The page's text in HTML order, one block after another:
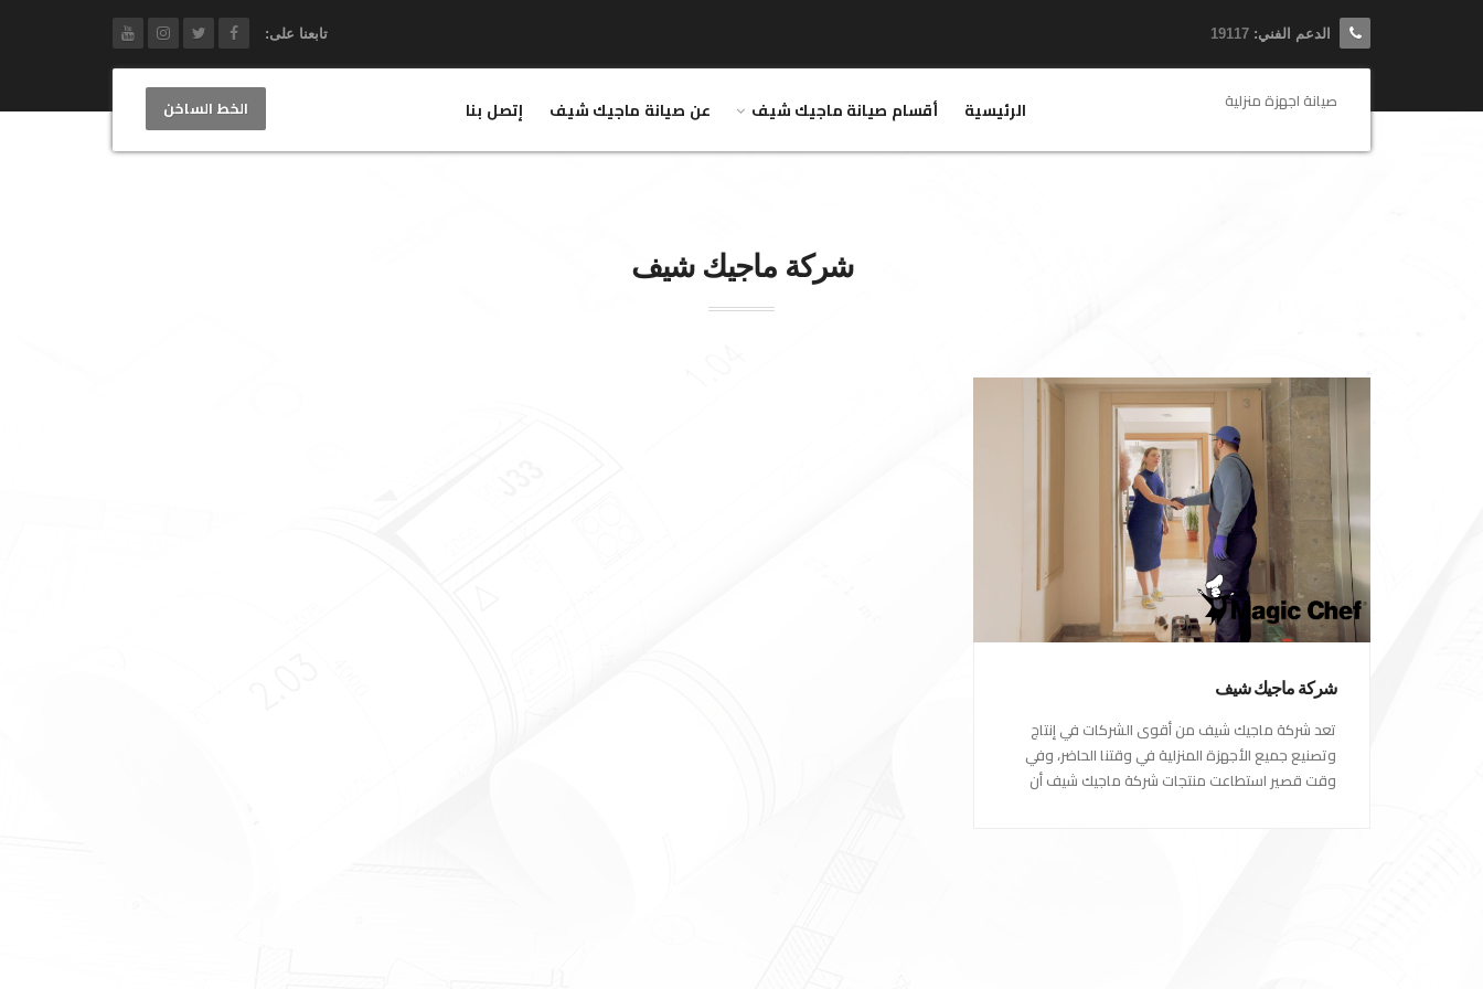
الدعم الفني: 19117 تابعنا على:
صيانة اجهزة منزلية الرئيسية أقسام صيانة ماجيك شيف عن صيانة ماجيك شيف إتصل بنا الخط الساخن
شركةماجيك شيف
شركة ماجيك شيف
تعد شركة ماجيك شيف من أقوى الشركات في إنتاج
وتصنيع جميع الأجهزة المنزلية في وقتنا الحاضر، وفي
وقت قصير استطاعت منتجات شركة ماجيك شيف أن